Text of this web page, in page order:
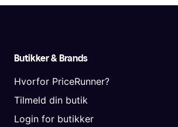
Butikker & Brands
Hvorfor PriceRunner?
Tilmeld din butik
Login for butikker